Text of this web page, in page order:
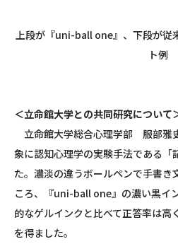
上段が『uni-ball one』、下段が従
ト例
＜立命館大学との共同研究について
立命館大学総合心理学部 服部雅
象に認知心理学の実験手法である「
た。濃淡の違うボールペンで手書き
ころ、『uni-ball one』の濃い黒イ
的なゲルインクと比べて正答率は高
を得ました。